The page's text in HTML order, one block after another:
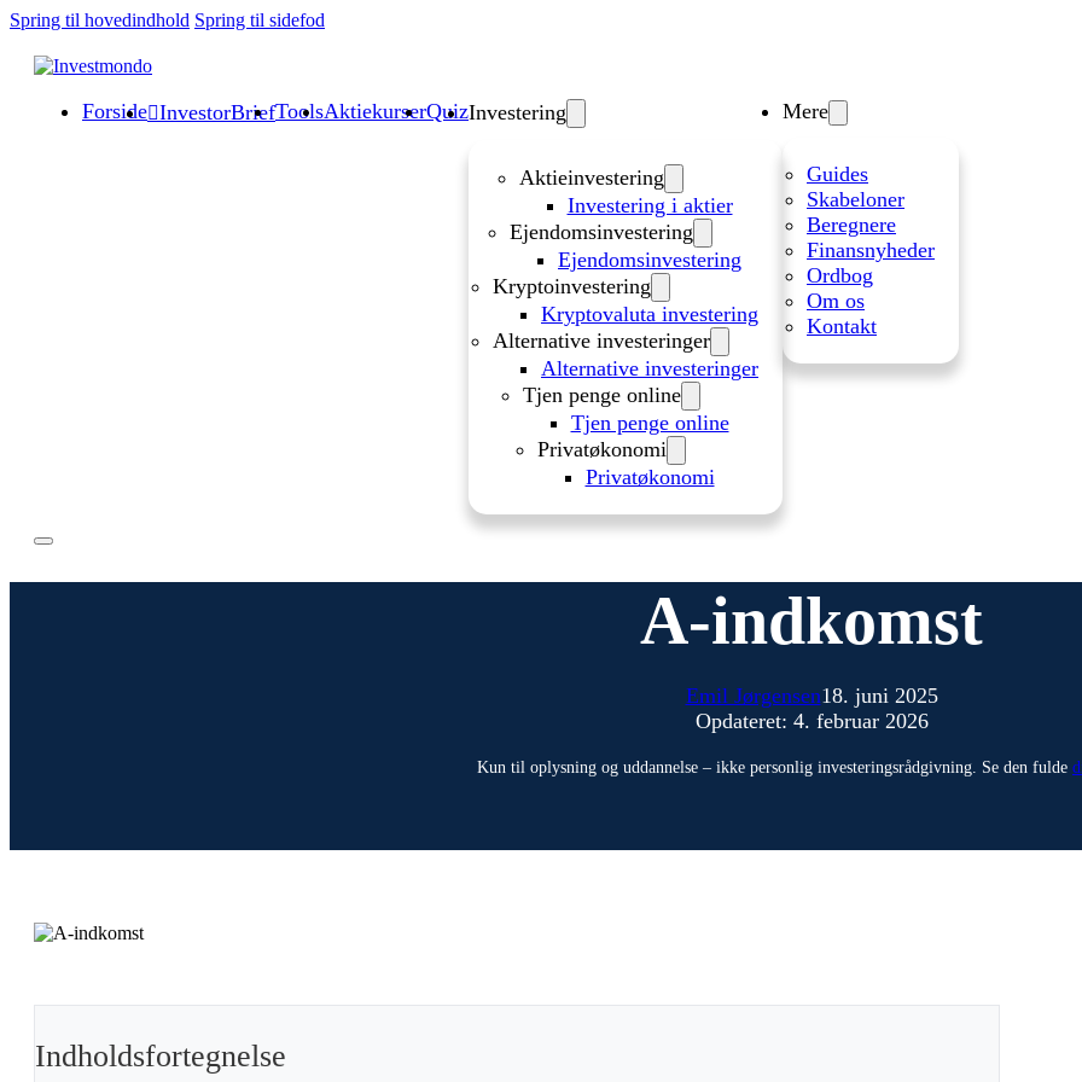
Spring til hovedindhold Spring til sidefod
Forside InvestorBriefToolsAktiekurserQuizInvestering
Aktieinvestering
Investering i aktier
Ejendomsinvestering
Ejendomsinvestering
Kryptoinvestering
Kryptovaluta investering
Alternative investeringer
Alternative investeringer
Tjen penge online
Tjen penge online
Privatøkonomi
Privatøkonomi
Mere
Guides
Skabeloner
Beregnere
Finansnyheder
Ordbog
Om os
Kontakt
A-indkomst
Emil Jørgensen18. juni 2025
Opdateret: 4. februar 2026
Kun til oplysning og uddannelse – ikke personlig investeringsrådgivning. Se den fulde
Indholdsfortegnelse